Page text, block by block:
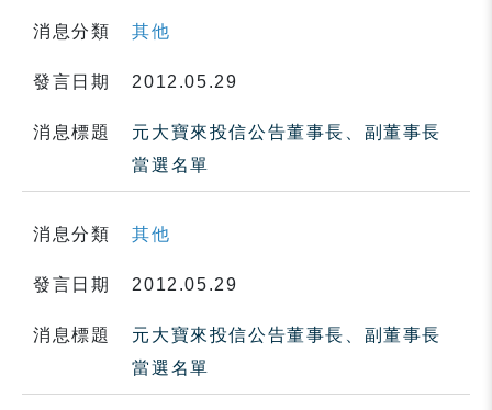
消息分類 其他
發言日期 2012.05.29
消息標題
元大寶來投信公告董事長、副董事長
當選名單
消息分類 其他
發言日期 2012.05.29
消息標題
元大寶來投信公告董事長、副董事長
當選名單